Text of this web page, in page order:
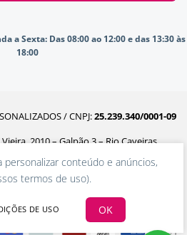
a Sexta: Das 08:00 ao 12:00 e das 13:30 às
18:00
/ CNPJ:25.239.340/0001-09
2010 – Galpão 3 – Rio Caveiras,
– SC, 88160-302
personalizar conteúdo e anúncios,
termos de uso).
DE USO OK